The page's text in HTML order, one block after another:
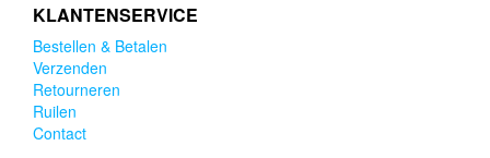
KLANTENSERVICE
Bestellen & Betalen
Verzenden
Retourneren
Ruilen
Contact